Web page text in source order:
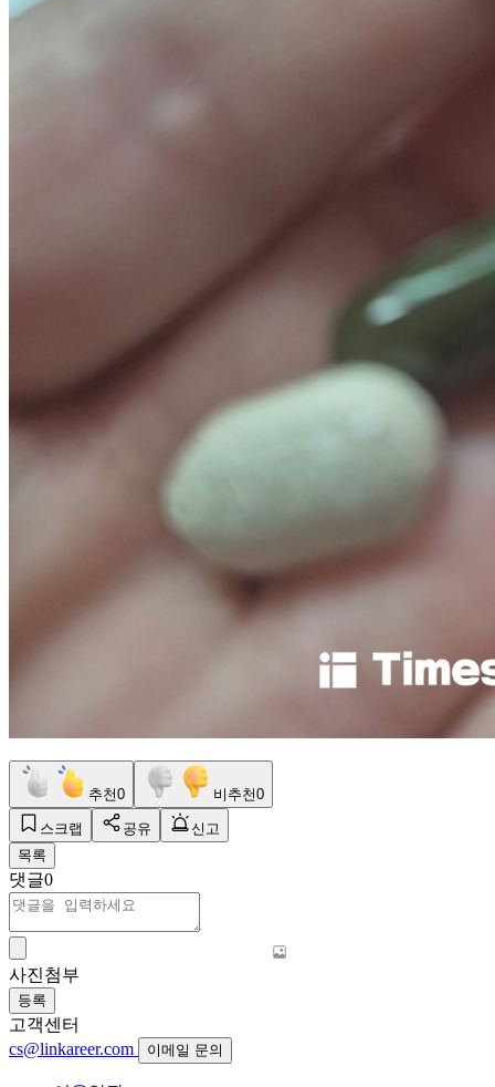
추천0 비추천0
스크랩 공유
신고
목록
댓글0
사진첨부
등록
고객센터
cs@linkareer.com
이메일 문의